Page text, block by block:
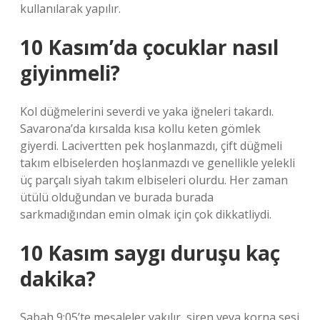
kullanılarak yapılır.
10 Kasım’da çocuklar nasıl
giyinmeli?
Kol düğmelerini severdi ve yaka iğneleri takardı.
Savarona’da kırsalda kısa kollu keten gömlek
giyerdi. Lacivertten pek hoşlanmazdı, çift düğmeli
takım elbiselerden hoşlanmazdı ve genellikle yelekli
üç parçalı siyah takım elbiseleri olurdu. Her zaman
ütülü olduğundan ve burada burada
sarkmadığından emin olmak için çok dikkatliydi.
10 Kasım saygı duruşu kaç
dakika?